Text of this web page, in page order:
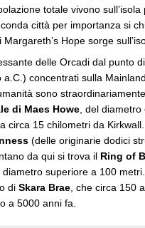
totale vivono
città per importanza si
Hope sorge
delle Orcadi dal punto
concentrati sulla
sono
di Maes Howe , del
circa 15 chilometri da
(delle originarie dodici
da qui si trova il Ring of
superiore a 100
di Skara Brae , che circa 150
a 5000 anni fa.